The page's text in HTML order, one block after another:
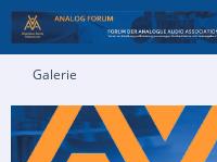
Galerie